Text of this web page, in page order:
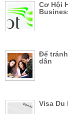
Cơ Hội
Để
dân
Visa Du